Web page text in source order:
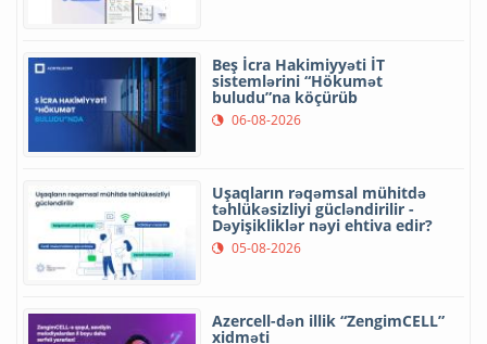
Beş İcra Hakimiyyəti İT
sistemlərini “Hökumət
buludu”na köçürüb
06-08-2026
Uşaqların rəqəmsal mühitdə
təhlükəsizliyi gücləndirilir -
Dəyişikliklər nəyi ehtiva edir?
05-08-2026
Azercell-dən illik “ZengimCELL”
xidməti